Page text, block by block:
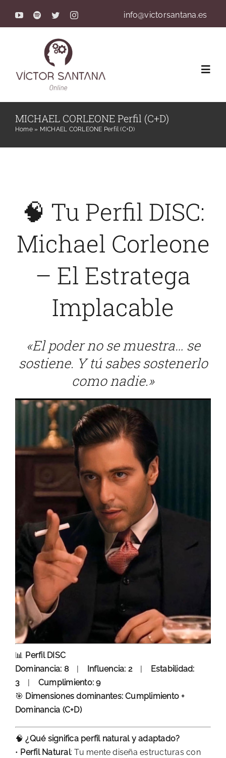
info@victorsantana.es
Método de Trabajo
Sobre Mí
MICHAEL CORLEONE Perfil (C+D)
Home» MICHAEL CORLEONE Perfil (C+D)
🧠 Tu Perfil DISC:
Michael Corleone
– El Estratega
Implacable
«El poder no se muestra… se
sostiene. Y tú sabes sostenerlo
como nadie.»
📊 Perfil DISC
Dominancia: 8| Influencia: 2|
Estabilidad:
3
Cumplimiento: 9
🎯 Dimensiones dominantes: Cumplimiento +
Dominancia (C+D)
🧠¿Qué significa perfil natural y adaptado?
• Perfil Natural: Tu mente diseña estructuras con